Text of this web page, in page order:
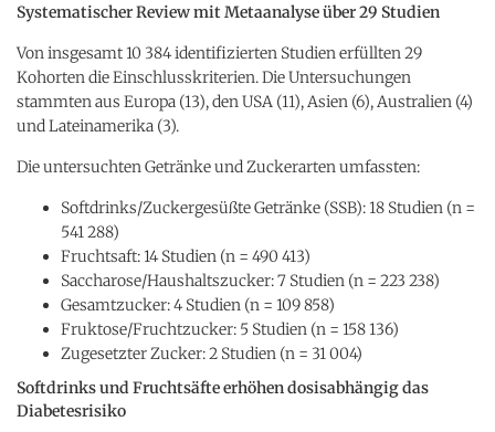
Systematischer Review mit Metaanalyse über 29 Studien
Von insgesamt 10 384 identifizierten Studien erfüllten 29
Kohorten die Einschlusskriterien. Die Untersuchungen
stammten aus Europa (13), den USA (11), Asien (6), Australien (4)
und Lateinamerika (3).
Die untersuchten Getränke und Zuckerarten umfassten:
Softdrinks/Zuckergesüßte Getränke (SSB): 18 Studien (n =
541 288)
Fruchtsaft: 14 Studien (n = 490 413)
Saccharose/Haushaltszucker: 7 Studien (n = 223 238)
Gesamtzucker: 4 Studien (n = 109 858)
Fruktose/Fruchtzucker: 5 Studien (n = 158 136)
Zugesetzter Zucker: 2 Studien (n = 31 004)
Softdrinks und Fruchtsäfte erhöhen dosisabhängig das
Diabetesrisiko